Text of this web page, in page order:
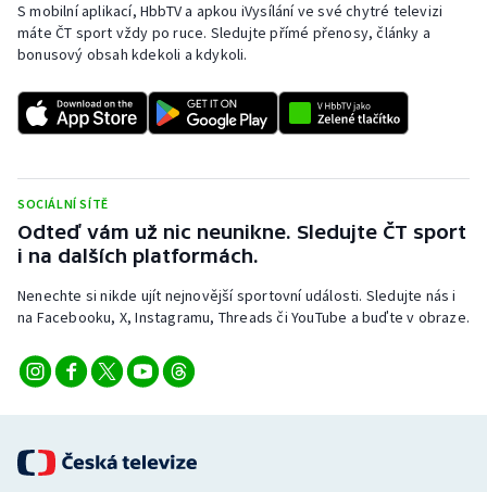
S mobilní aplikací, HbbTV a apkou iVysílání ve své chytré televizi
máte ČT sport vždy po ruce. Sledujte přímé přenosy, články a
bonusový obsah kdekoli a kdykoli.
SOCIÁLNÍ SÍTĚ
Odteď vám už nic neunikne. Sledujte ČT sport
i na dalších platformách.
Nenechte si nikde ujít nejnovější sportovní události. Sledujte nás i
na Facebooku, X, Instagramu, Threads či YouTube a buďte v obraze.